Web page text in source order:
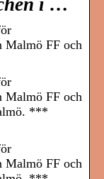
Malmö FF och
Malmö FF och
***
Malmö FF och